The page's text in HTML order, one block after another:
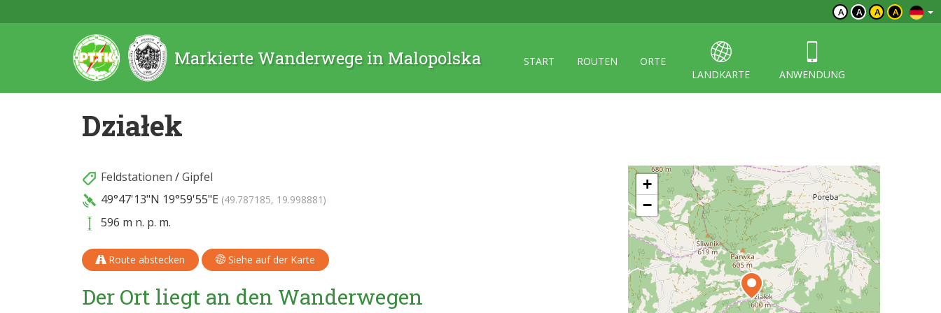
A A A A
Markierte Wanderwege in Malopolska START ROUTEN
ORTE
LANDKARTE
ANWENDUNG
Działek
Feldstationen /Gipfel
49°47'13"N 19°59'55"E (49.787185, 19.998881)
596 m n. p. m.
Route abstecken Siehe auf der Karte
Der Ort liegt an den Wanderwegen
+
−